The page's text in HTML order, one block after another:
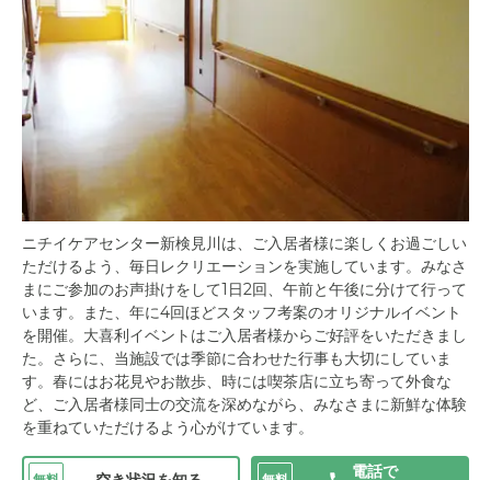
ニチイケアセンター新検見川は、ご入居者様に楽しくお過ごしい
ただけるよう、毎日レクリエーションを実施しています。みなさ
まにご参加のお声掛けをして1日2回、午前と午後に分けて行って
います。また、年に4回ほどスタッフ考案のオリジナルイベント
を開催。大喜利イベントはご入居者様からご好評をいただきまし
た。さらに、当施設では季節に合わせた行事も大切にしていま
す。春にはお花見やお散歩、時には喫茶店に立ち寄って外食な
ど、ご入居者様同士の交流を深めながら、みなさまに新鮮な体験
を重ねていただけるよう心がけています。
電話で